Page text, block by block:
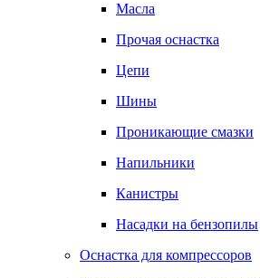
Масла
Прочая оснастка
Цепи
Шины
Проникающие смазки
Напильники
Канистры
Насадки на бензопилы
Оснастка для компрессоров